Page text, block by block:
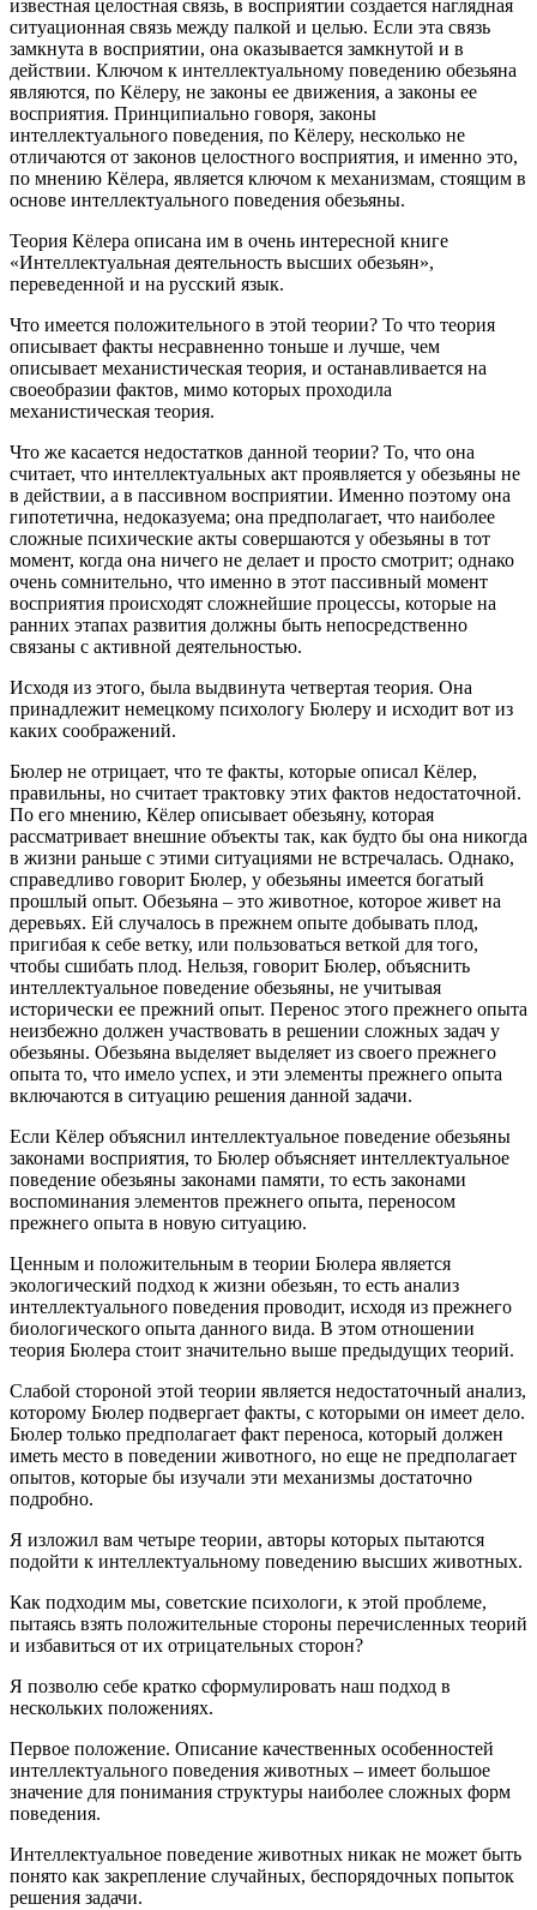
известная целостная связь, в восприятии создается наглядная
ситуационная связь между палкой и целью. Если эта связь
замкнута в восприятии, она оказывается замкнутой и в
действии. Ключом к интеллектуальному поведению обезьяна
являются, по Кёлеру, не законы ее движения, а законы ее
восприятия. Принципиально говоря, законы
интеллектуального поведения, по Кёлеру, несколько не
отличаются от законов целостного восприятия, и именно это,
по мнению Кёлера, является ключом к механизмам, стоящим в
основе интеллектуального поведения обезьяны.
Теория Кёлера описана им в очень интересной книге
«Интеллектуальная деятельность высших обезьян»,
переведенной и на русский язык.
Что имеется положительного в этой теории? То что теория
описывает факты несравненно тоньше и лучше, чем
описывает механистическая теория, и останавливается на
своеобразии фактов, мимо которых проходила
механистическая теория.
Что же касается недостатков данной теории? То, что она
считает, что интеллектуальных акт проявляется у обезьяны не
в действии, а в пассивном восприятии. Именно поэтому она
гипотетична, недоказуема; она предполагает, что наиболее
сложные психические акты совершаются у обезьяны в тот
момент, когда она ничего не делает и просто смотрит; однако
очень сомнительно, что именно в этот пассивный момент
восприятия происходят сложнейшие процессы, которые на
ранних этапах развития должны быть непосредственно
связаны с активной деятельностью.
Исходя из этого, была выдвинута четвертая теория. Она
принадлежит немецкому психологу Бюлеру и исходит вот из
каких соображений.
Бюлер не отрицает, что те факты, которые описал Кёлер,
правильны, но считает трактовку этих фактов недостаточной.
По его мнению, Кёлер описывает обезьяну, которая
рассматривает внешние объекты так, как будто бы она никогда
в жизни раньше с этими ситуациями не встречалась. Однако,
справедливо говорит Бюлер, у обезьяны имеется богатый
прошлый опыт. Обезьяна – это животное, которое живет на
деревьях. Ей случалось в прежнем опыте добывать плод,
пригибая к себе ветку, или пользоваться веткой для того,
чтобы сшибать плод. Нельзя, говорит Бюлер, объяснить
интеллектуальное поведение обезьяны, не учитывая
исторически ее прежний опыт. Перенос этого прежнего опыта
неизбежно должен участвовать в решении сложных задач у
обезьяны. Обезьяна выделяет выделяет из своего прежнего
опыта то, что имело успех, и эти элементы прежнего опыта
включаются в ситуацию решения данной задачи.
Если Кёлер объяснил интеллектуальное поведение обезьяны
законами восприятия, то Бюлер объясняет интеллектуальное
поведение обезьяны законами памяти, то есть законами
воспоминания элементов прежнего опыта, переносом
прежнего опыта в новую ситуацию.
Ценным и положительным в теории Бюлера является
экологический подход к жизни обезьян, то есть анализ
интеллектуального поведения проводит, исходя из прежнего
биологического опыта данного вида. В этом отношении
теория Бюлера стоит значительно выше предыдущих теорий.
Слабой стороной этой теории является недостаточный анализ,
которому Бюлер подвергает факты, с которыми он имеет дело.
Бюлер только предполагает факт переноса, который должен
иметь место в поведении животного, но еще не предполагает
опытов, которые бы изучали эти механизмы достаточно
подробно.
Я изложил вам четыре теории, авторы которых пытаются
подойти к интеллектуальному поведению высших животных.
Как подходим мы, советские психологи, к этой проблеме,
пытаясь взять положительные стороны перечисленных теорий
и избавиться от их отрицательных сторон?
Я позволю себе кратко сформулировать наш подход в
нескольких положениях.
Первое положение. Описание качественных особенностей
интеллектуального поведения животных – имеет большое
значение для понимания структуры наиболее сложных форм
поведения.
Интеллектуальное поведение животных никак не может быть
понято как закрепление случайных, беспорядочных попыток
решения задачи.